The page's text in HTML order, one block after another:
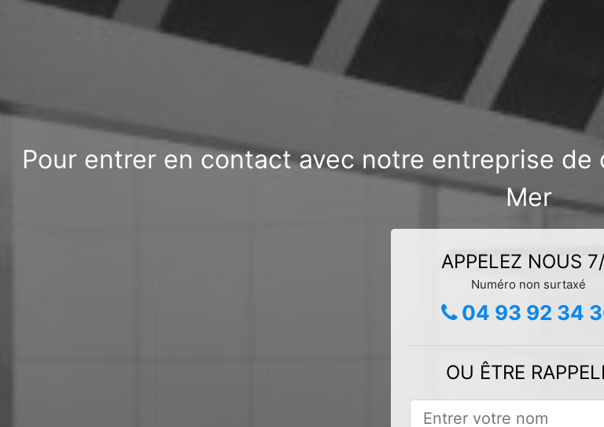
Pour entrer en contact avec notre entreprise
Mer
APPELEZ NOUS
Numéro non surtaxé
04 93 92 34
OU ÊTRE